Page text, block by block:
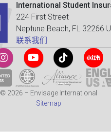
International Student
224 First Street
Neptune Beach, FL 32266
联系我们
© 2026 – Envisage International
Sitemap